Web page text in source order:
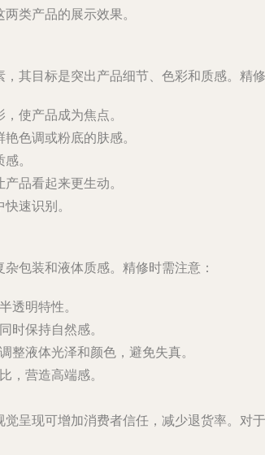
类产品的展示效果。
其目标是突出产品细节、色彩和质感。精
使产品成为焦点。
色调或粉底的肤感。
。
品看起来更生动。
速识别。
包装和液体质感。精修时需注意：
透明特性。
时保持自然感。
整液体光泽和颜色，避免失真。
，营造高端感。
呈现可增加消费者信任，减少退货率。